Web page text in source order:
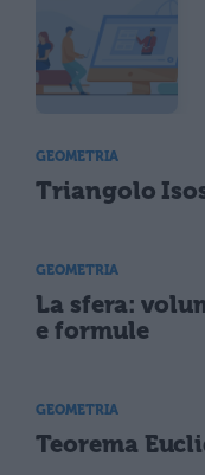
GEOMETRIA
Triangolo
GEOMETRIA
La sfera:
e formule
GEOMETRIA
Teorema